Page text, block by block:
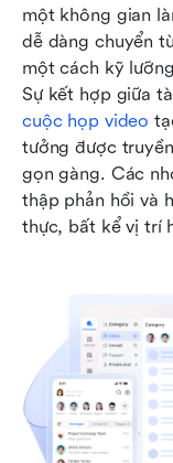
một không gian
dễ dàng chuyển
một cách kỹ
cuộc họp video
tưởng được
gọn gàng. Các
thập phản hồi và
thực, bất kể vị trí